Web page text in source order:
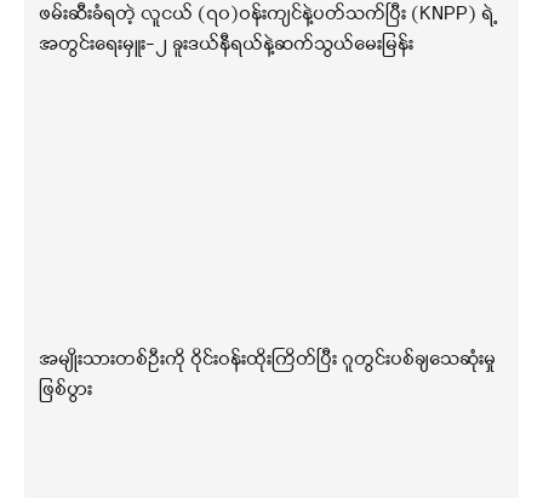
ဖမ်းဆီးခံရတဲ့ လူငယ် (၇၀)ဝန်းကျင်နဲ့ပတ်သက်ပြီး (KNPP) ရဲ့
အတွင်းရေးမှူး-၂ ခူးဒယ်နီရယ်နဲ့ဆက်သွယ်မေးမြန်း
အမျိုးသားတစ်ဦးကို ဝိုင်းဝန်းထိုးကြိတ်ပြီး ဂူတွင်းပစ်ချသေဆုံးမှု
ဖြစ်ပွား